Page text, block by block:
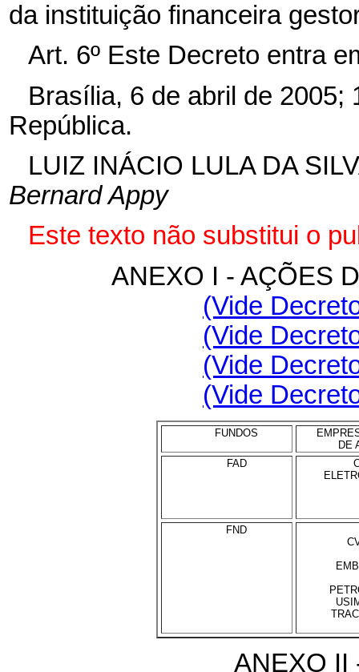
da instituição financeira
Art. 6º Este Decreto entra
Brasília, 6 de abril de 2005;
República.
LUIZ INÁCIO LULA DA
Bernard Appy
Este texto não substitui o
ANEXO I - AÇÕES
(Vide
(Vide
(Vide
(Vide
FUNDOS
DE
FAD
FND
ANEXO II